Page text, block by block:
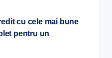
cu cele mai bune
pentru un